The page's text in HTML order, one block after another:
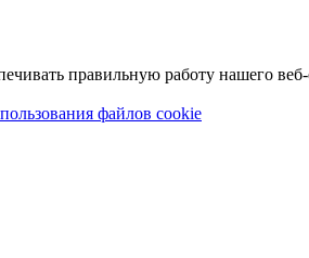
правильную работу нашего веб-
файлов cookie